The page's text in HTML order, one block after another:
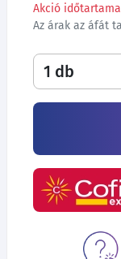
Akció
Az árak az áfát